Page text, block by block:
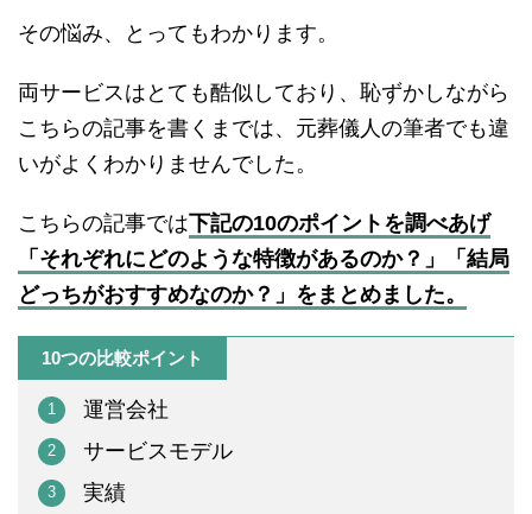
その悩み、とってもわかります。
両サービスはとても酷似しており、恥ずかしながら
こちらの記事を書くまでは、元葬儀人の筆者でも違
いがよくわかりませんでした。
こちらの記事では下記の10のポイントを調べあげ
「それぞれにどのような特徴があるのか？」「結局
どっちがおすすめなのか？」をまとめました。
10つの比較ポイント
運営会社
サービスモデル
実績